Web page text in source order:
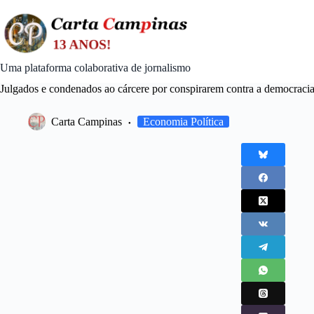
content
Uma plataforma colaborativa de jornalismo
Julgados e condenados ao cárcere por conspirarem contra a democracia
Carta Campinas Economia Política